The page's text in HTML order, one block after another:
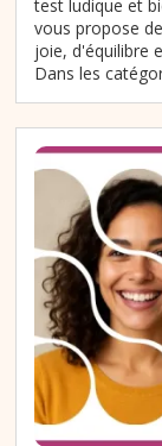
test ludique et
vous propose
joie, d'équilibre
Dans les